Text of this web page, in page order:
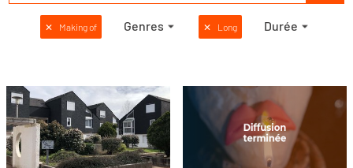
✕ Making of Genres ✕ Long Durée